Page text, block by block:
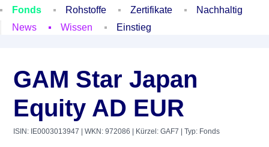
Fonds
Rohstoffe Zertifikate
Nachhaltig
News
Wissen Einstieg
GAM Star Japan
Equity AD EUR
ISIN: IE0003013947 | WKN: 972086 | Kürzel: GAF7 | Typ: Fonds